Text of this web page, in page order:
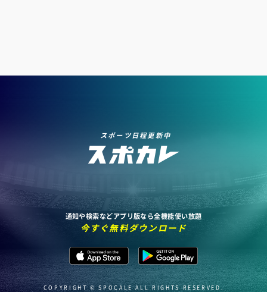
スポーツ日程更新中
通知や検索などアプリ版なら全機能使い放題
今すぐ無料ダウンロード
COPYRIGHT © SPOCALE ALL RIGHTS RESERVED.